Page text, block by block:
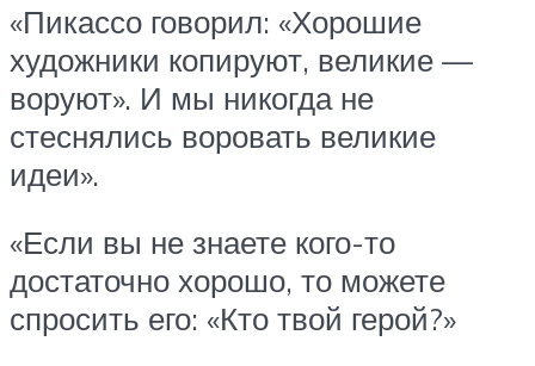
«Пикассо говорил: «Хорошие
художники копируют, великие —
воруют». И мы никогда не
стеснялись воровать великие
идеи».
«Если вы не знаете кого-то
достаточно хорошо, то можете
спросить его: «Кто твой герой?»